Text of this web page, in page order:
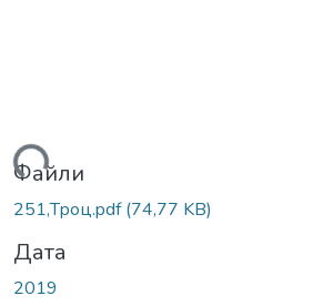
Файли
251,Троц.pdf(74,77 KB)
Дата
2019